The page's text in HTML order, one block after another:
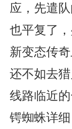
应，先遣
也平复了
新变态传
还不如去
线路临近
锷蜘蛛详